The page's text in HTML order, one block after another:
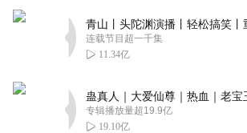
连载节目超一千集
11.34亿
专辑播放量超19.9亿
19.10亿